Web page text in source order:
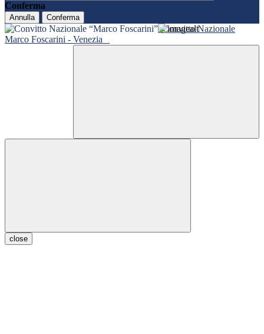
Conferma
Annulla Conferma
Convitto Nazionale
Marco Foscarini - Venezia
close